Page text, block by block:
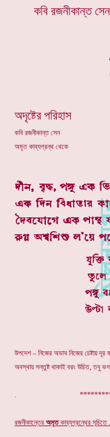
কবি রজনীকান্ত
অদৃষ্টের পরিহাস
কবি রজনীকান্ত সেন
অমৃত কাব্যগ্রন্থ থেকে
উপদেশ – নিজের অভাব নিজের চেষ্টায় দূর
অবস্থায় সন্তুষ্ট থাকাই বরং উচিত, তবু
.
রজনীকান্তের অমৃতকাব্যগ্রন্থের সূচিতে